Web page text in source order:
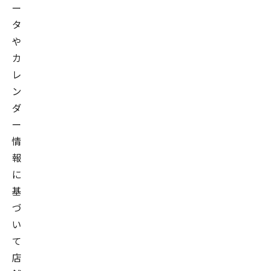
ー
タ
や
カ
レ
ン
ダ
ー
情
報
に
基
づ
い
て
店